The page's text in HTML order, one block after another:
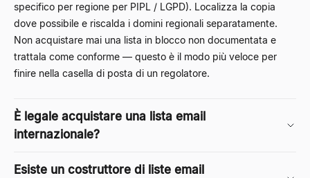
specifico per regione per PIPL / LGPD). Localizza la copia
dove possibile e riscalda i domini regionali separatamente.
Non acquistare mai una lista in blocco non documentata e
trattala come conforme — questo è il modo più veloce per
finire nella casella di posta di un regolatore.
È legale acquistare una lista email
internazionale?
Esiste un costruttore di liste email